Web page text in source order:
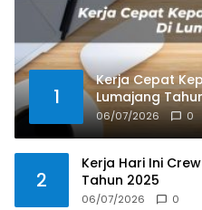
1
Kerja Cepat
Lumajang
06/07/2026 0
2
Kerja Hari Ini
Tahun 2025
06/07/2026 0